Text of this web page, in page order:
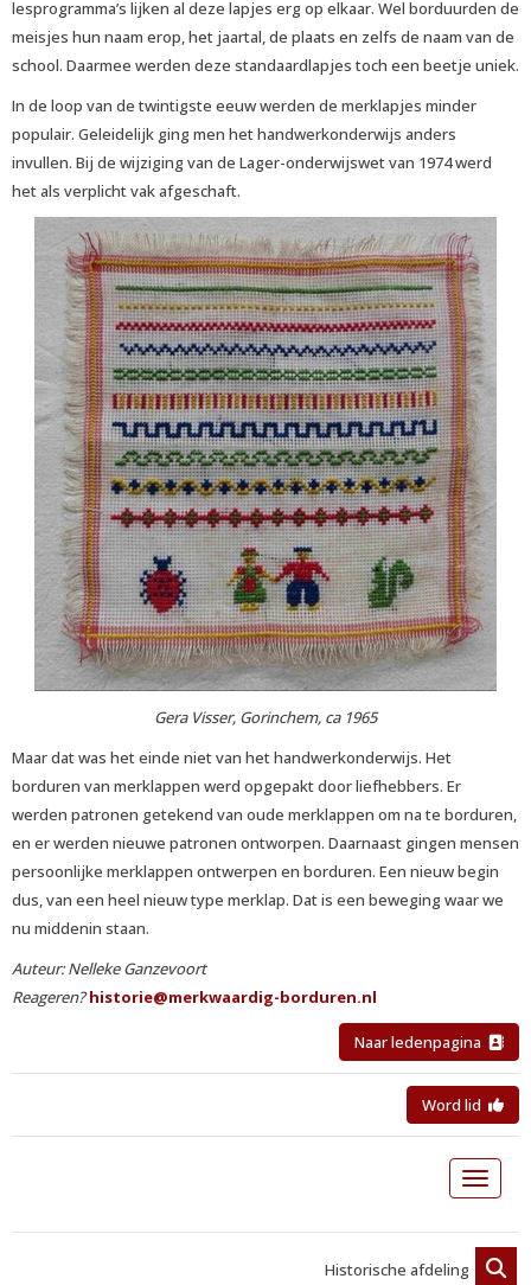
lesprogramma’s lijken al deze lapjes erg op elkaar. Wel borduurden de
meisjes hun naam erop, het jaartal, de plaats en zelfs de naam van de
school. Daarmee werden deze standaardlapjes toch een beetje uniek.
In de loop van de twintigste eeuw werden de merklapjes minder
populair. Geleidelijk ging men het handwerkonderwijs anders
invullen. Bij de wijziging van de Lager-onderwijswet van 1974 werd
het als verplicht vak afgeschaft.
Gera Visser, Gorinchem, ca 1965
Maar dat was het einde niet van het handwerkonderwijs. Het
borduren van merklappen werd opgepakt door liefhebbers. Er
werden patronen getekend van oude merklappen om na te borduren,
en er werden nieuwe patronen ontworpen. Daarnaast gingen mensen
persoonlijke merklappen ontwerpen en borduren. Een nieuw begin
dus, van een heel nieuw type merklap. Dat is een beweging waar we
nu middenin staan.
Auteur: Nelleke Ganzevoort
Reageren?eirotsih@merkwaardig-borduren.nl
Naar ledenpagina
Word lid
Toggle
Historische afdeling